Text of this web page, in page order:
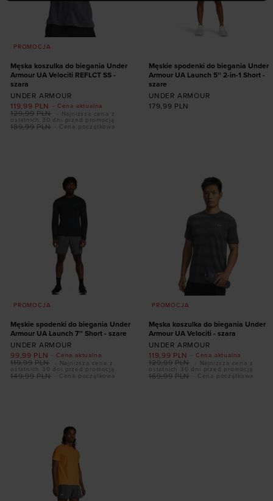
osobowe w celu kierowania dopasowanych reklam
internetowych i usprawniania sposobu ich
wyświetlania, przeprowadzania badań analitycznych,
dopasowywania treści oraz udoskonalania rozwiązań
oferowanych przez naszych partnerów (np. sieci
społecznościowych). Szczegółowe informacje
znajdziesz w naszej
Polityce prywatnościoraz sekcji
„Szczegóły”
PROMOCJA
S
Męska koszulka do biegania Under
Armour UA Velociti REFLCT SS -
szara
UNDER ARMOUR
- Cena aktualna
119,99 PLN
- Cena początkowa
189,99 PLN
129,99 PLN
- Najniższa cena z
ostatnich 30 dni przed promocją
XXL
Męskie spodenki do biegania Under
Armour UA Launch 5'' 2-in-1 Short -
szare
UNDER ARMOUR
179,99 PLN
PROMOCJA
XXL
Męskie spodenki do biegania Under
Armour UA Launch 7'' Short - szare
UNDER ARMOUR
- Cena aktualna
99,99 PLN
- Cena początkowa
149,99 PLN
119,99 PLN
- Najniższa cena z
ostatnich 30 dni przed promocją
PROMOCJA
Męska koszulka do biegania Under
Armour UA Velociti - szara
UNDER ARMOUR
- Cena aktualna
119,99 PLN
- Cena początkowa
169,99 PLN
129,99 PLN
- Najniższa cena z
ostatnich 30 dni przed promocją